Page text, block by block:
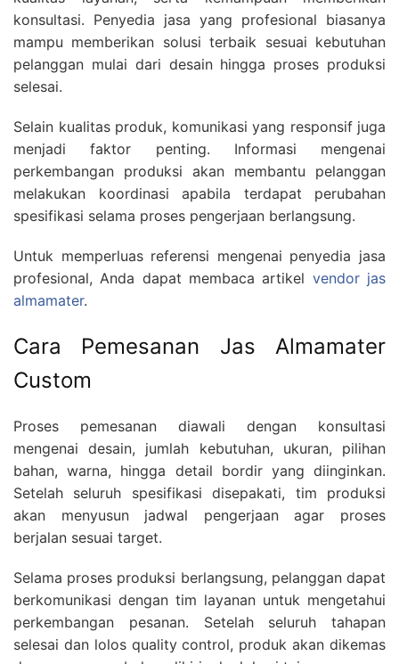
konsultasi. Penyedia jasa yang profesional biasanya
mampu memberikan solusi terbaik sesuai kebutuhan
pelanggan mulai dari desain hingga proses produksi
selesai.
Selain kualitas produk, komunikasi yang responsif juga
menjadi faktor penting. Informasi mengenai
perkembangan produksi akan membantu pelanggan
melakukan koordinasi apabila terdapat perubahan
spesifikasi selama proses pengerjaan berlangsung.
Untuk memperluas referensi mengenai penyedia jasa
profesional, Anda dapat membaca artikel vendor jas
almamater.
Cara Pemesanan Jas Almamater
Custom
Proses pemesanan diawali dengan konsultasi
mengenai desain, jumlah kebutuhan, ukuran, pilihan
bahan, warna, hingga detail bordir yang diinginkan.
Setelah seluruh spesifikasi disepakati, tim produksi
akan menyusun jadwal pengerjaan agar proses
berjalan sesuai target.
Selama proses produksi berlangsung, pelanggan dapat
berkomunikasi dengan tim layanan untuk mengetahui
perkembangan pesanan. Setelah seluruh tahapan
selesai dan lolos quality control, produk akan dikemas